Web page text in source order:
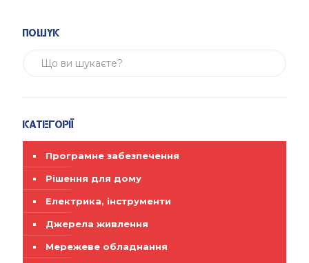
Пошук
Категорії
Програмне забезпечення
Рішення для дому
Електрика, інструменти
Джерела живлення
Мережеве обладнання